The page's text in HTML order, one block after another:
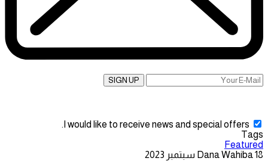
SIGN UP
I would like to receive news and special offers.
Tags
Featured
Dana Wahiba18 سبتمبر 2023